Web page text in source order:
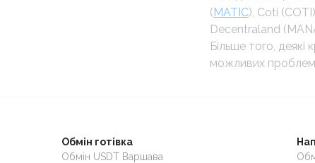
(MATIC), Coti
Decentraland
Більше того,
можливих
Обмін готівка
Обмін USDT Варшава